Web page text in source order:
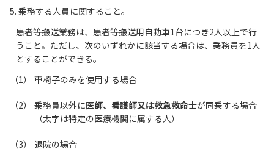
5. 乗務する人員に関すること。
患者等搬送業務は、患者等搬送用自動車1台につき2人以上で行
うこと。ただし、次のいずれかに該当する場合は、乗務員を1人
とすることができる。
車椅子のみを使用する場合
乗務員以外に医師、看護師又は救急救命士が同乗する場合
（太字は特定の医療機関に属する人）
退院の場合